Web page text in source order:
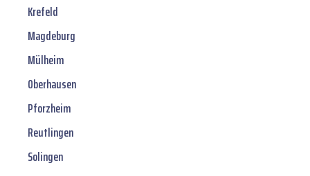
Krefeld
Magdeburg
Mülheim
Oberhausen
Pforzheim
Reutlingen
Solingen